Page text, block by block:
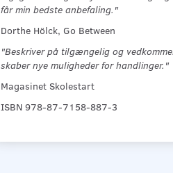
får min bedste anbefaling."
Dorthe Hölck, Go Between
"Beskriver på tilgængelig og
skaber nye muligheder for handlinger."
Magasinet Skolestart
ISBN 978-87-7158-887-3